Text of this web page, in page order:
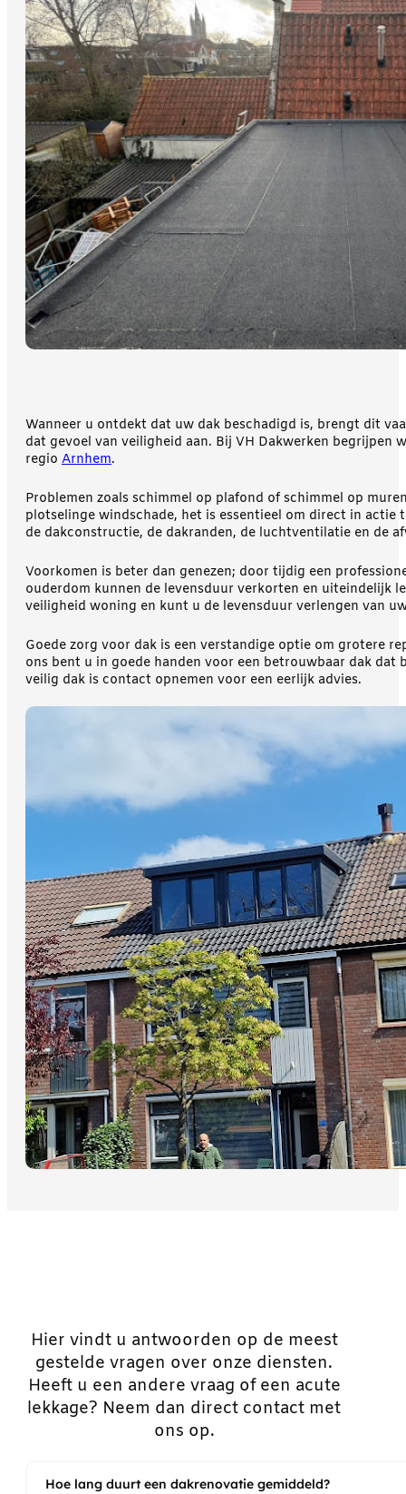
Wanneer u ontdekt dat uw dak beschadigd is, brengt dit
dat gevoel van veiligheid aan. Bij VH Dakwerken begrijpen
regio Arnhem.
Problemen zoals schimmel op plafond of schimmel op
plotselinge windschade, het is essentieel om direct in
de dakconstructie, de dakranden, de luchtventilatie en de
Voorkomen is beter dan genezen; door tijdig een
ouderdom kunnen de levensduur verkorten en uiteindelijk
veiligheid woning en kunt u de levensduur verlengen van
Goede zorg voor dak is een verstandige optie om grotere
ons bent u in goede handen voor een betrouwbaar dak dat
veilig dak is contact opnemen voor een eerlijk advies.
Hier vindt u antwoorden op de meest
gestelde vragen over onze diensten.
Heeft u een andere vraag of een acute
lekkage? Neem dan direct contact met
ons op.
Hoe lang duurt een dakrenovatie gemiddeld?